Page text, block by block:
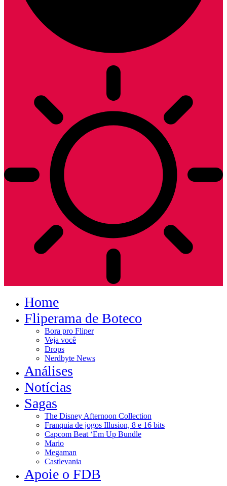
Home
Fliperama de Boteco
Bora pro Fliper
Veja você
Drops
Nerdbyte News
Análises
Notícias
Sagas
The Disney Afternoon Collection
Franquia de jogos Illusion, 8 e 16 bits
Capcom Beat ‘Em Up Bundle
Mario
Megaman
Castlevania
Apoie o FDB